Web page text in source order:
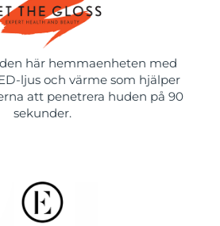
här hemmaenheten med
ljus och värme som hjälper
att penetrera huden på 90
sekunder.